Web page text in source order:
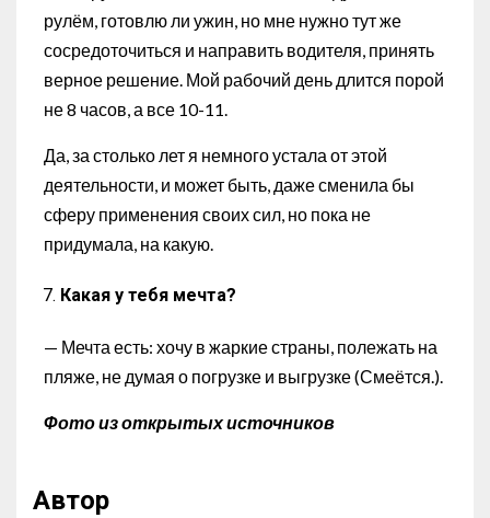
рулём, готовлю ли ужин, но мне нужно тут же
сосредоточиться и направить водителя, принять
верное решение. Мой рабочий день длится порой
не 8 часов, а все 10-11.
Да, за столько лет я немного устала от этой
деятельности, и может быть, даже сменила бы
сферу применения своих сил, но пока не
придумала, на какую.
Какая у тебя мечта?
— Мечта есть: хочу в жаркие страны, полежать на
пляже, не думая о погрузке и выгрузке (Смеётся.).
Фото из открытых источников
Автор